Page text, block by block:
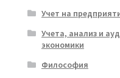
Учет на
Учета, анализ и
экономики
Философия